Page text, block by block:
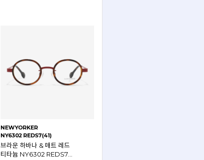
NEWYORKER
NY6302 REDS7(41)
브라운 하바나 & 매트 레드
티타늄 NY6302 REDS7